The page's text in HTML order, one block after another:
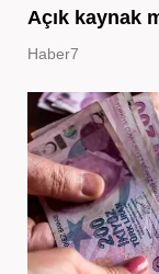
Açık kaynak
Haber7